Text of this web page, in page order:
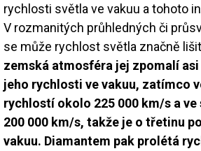
rychlosti světla ve vakuu a tohoto
V rozmanitých průhledných či
se může rychlost světla značně
zemská atmosféra jej zpomalí
jeho rychlosti ve vakuu, zatímco
rychlostí okolo 225 000 km/s a ve
200 000 km/s, takže je o třetinu
vakuu. Diamantem pak prolétá